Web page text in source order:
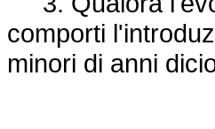
comporti
minori di anni